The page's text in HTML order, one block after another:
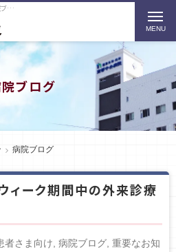
熊本の整形外科なら南部中央病院の病院ブログをご紹介
ブログ
病院ブログ
ィーク期間中の外来診療
者さま向け 病院ブログ 重要なお知
t
o
g
v